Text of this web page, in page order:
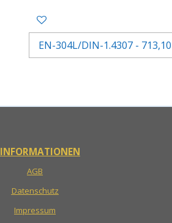
INFORMATIONEN
AGB
Datenschutz
Impressum